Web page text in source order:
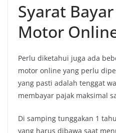
Syarat
Motor
Perlu diketahui juga ada
motor online yang perlu
yang pasti adalah tenggat
membayar pajak maksimal
Di samping tunggakan 1
yang harus dibawa saat